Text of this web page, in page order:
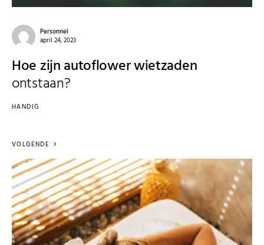
Personnel
april 24, 2023
Hoe zijn autoflower wietzaden
ontstaan?
HANDIG
VOLGENDE